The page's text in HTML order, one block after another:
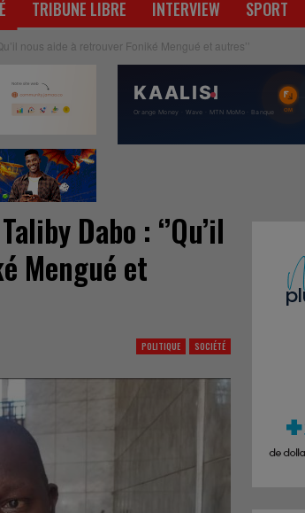
TRIBUNE LIBRE INTERVIEW SPORT
nous aide à retrouver Foniké Mengué et autres’’
Dabo : ‘’Qu’il
Mengué et
POLITIQUE SOCIÉTÉ